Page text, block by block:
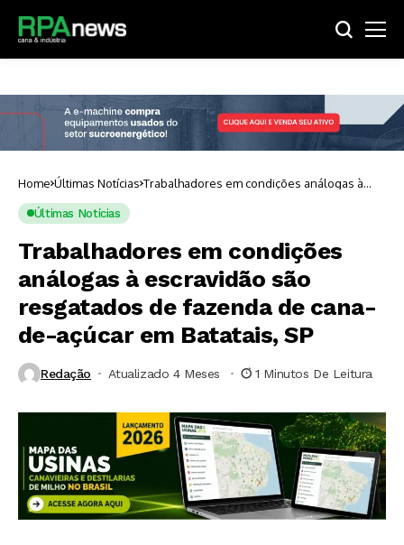
Home Últimas Notícias Trabalhadores em condições análogas à
escravidão são resgatados de fazenda de
Últimas Notícias
Trabalhadores em condições
análogas à escravidão são
resgatados de fazenda de cana-
de-açúcar em Batatais, SP
Redação Atualizado 4 Meses ⁮ 1 Minutos De Leitura